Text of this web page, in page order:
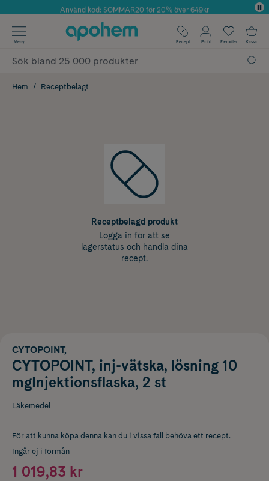
Årets Butik 2025 inom Skönhet
Använd kod: SOMMAR20 för 20% över 649kr
✓ Fri frakt
✓ Poäng på alla köp*
Meny Recept Profil Favoriter Kassa
Hem Receptbelagt
Receptbelagd produkt
Logga in för att se
lagerstatus och handla dina
recept.
CYTOPOINT,
CYTOPOINT, inj-vätska, lösning 10
mgInjektionsflaska, 2 st
Läkemedel
För att kunna köpa denna kan du i vissa fall behöva ett recept.
Ingår ej i förmån
1 019,83 kr